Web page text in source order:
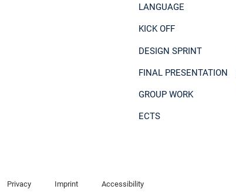
LANGUAGE
KICK OFF
DESIGN SPRINT
FINAL
GROUP WORK
ECTS
Privacy Imprint Accessibility